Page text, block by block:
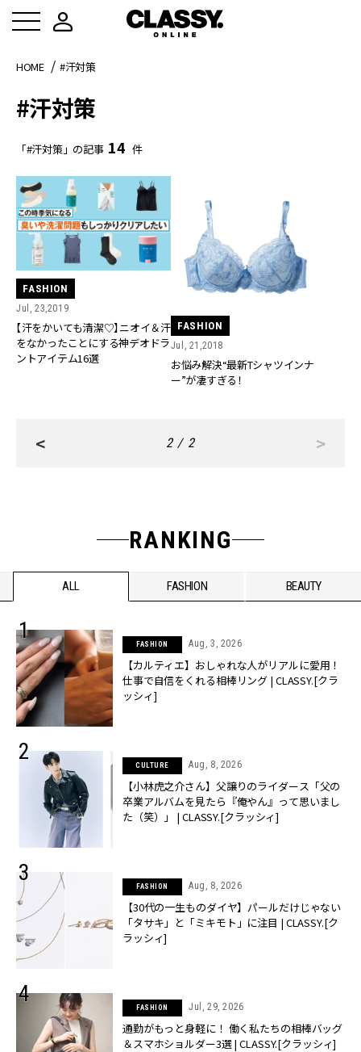
HOME #汗対策
#汗対策
「#汗対策」の記事 14 件
FASHION
Jul, 23,2019
【汗をかいても清潔♡】ニオイ＆汗
をなかったことにする神デオドラ
ントアイテム16選
FASHION
Jul, 21,2018
お悩み解決“最新Tシャツインナ
ー”が凄すぎる！
< 2 / 2 >
RANKING
ALL FASHION BEAUTY
FASHION Aug, 3, 2026
【カルティエ】おしゃれな人がリアルに愛用！
仕事で自信をくれる相棒リング | CLASSY.[クラ
ッシィ]
CULTURE Aug, 8, 2026
【小林虎之介さん】父譲りのライダース「父の
卒業アルバムを見たら『俺やん』って思いまし
た（笑）」 | CLASSY.[クラッシィ]
FASHION Aug, 8, 2026
【30代の一生ものダイヤ】パールだけじゃない
「タサキ」と「ミキモト」に注目 | CLASSY.[ク
ラッシィ]
FASHION Jul, 29, 2026
通勤がもっと身軽に！ 働く私たちの相棒バッグ
＆スマホショルダー3選 | CLASSY.[クラッシィ]